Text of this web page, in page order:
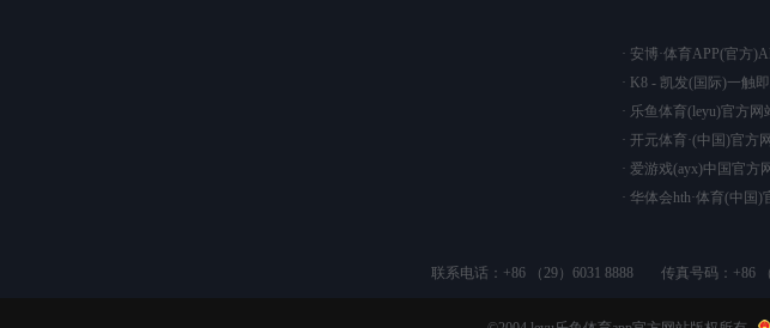
· 安博·体育APP(官方
· K8 - 凯发(国际)一触
· 乐鱼体育(leyu)官方
· 开元体育·(中国)官方
· 爱游戏(ayx)中国官方
· 华体会hth·体育(中国
联系电话：+86 （29）6031 8888 传真号码：+86